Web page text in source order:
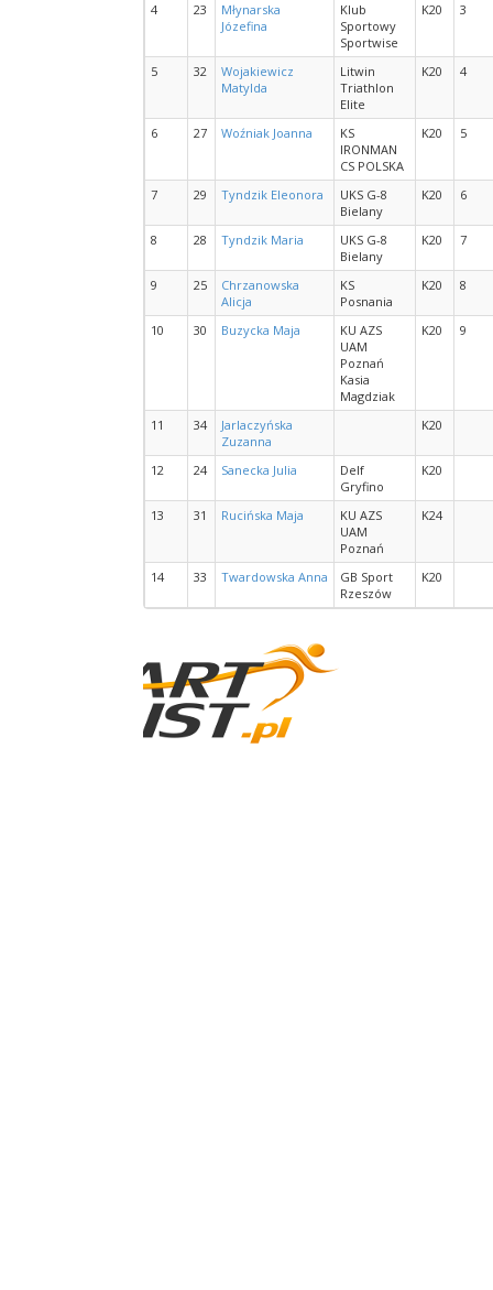
4 23
Młynarska
Józefina
Klub
Sportowy
Sportwise
K20 3
5 32
Wojakiewicz
Matylda
Litwin
Triathlon
Elite
K20 4
6 27 Woźniak Joanna
KS
IRONMAN
CS POLSKA
K20 5
7 29 Tyndzik Eleonora
UKS G-8
Bielany
K20 6
8 28 Tyndzik Maria
UKS G-8
Bielany
K20 7
9 25
Chrzanowska
Alicja
KS
Posnania
K20 8
10 30 Buzycka Maja
KU AZS
UAM
Poznań
Kasia
Magdziak
K20 9
11 34
Jarlaczyńska
Zuzanna
K20
12 24 Sanecka Julia
Delf
Gryfino
K20
13 31 Rucińska Maja
KU AZS
UAM
Poznań
K24
14 33 Twardowska Anna
GB Sport
Rzeszów
K20